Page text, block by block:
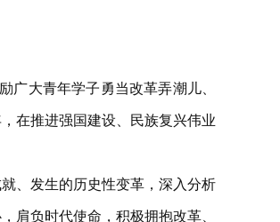
广大青年学子勇当改革弄潮儿、
在推进强国建设、民族复兴伟业
、发生的历史性变革，深入分析
肩负时代使命，积极拥抱改革、